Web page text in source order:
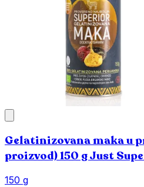
Gelatinizovana maka u
proizvod) 150 g Just
150 g